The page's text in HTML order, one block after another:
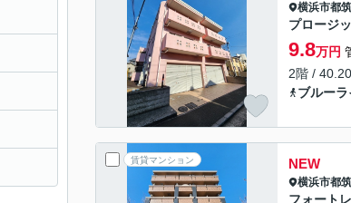
横浜市都
プロージ
9.8万円
2階 /
ブルー
賃貸マンション NEW
横浜市都
フォート